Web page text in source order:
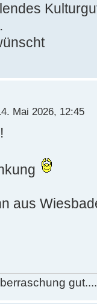
Mai 2026, 12:45
aus